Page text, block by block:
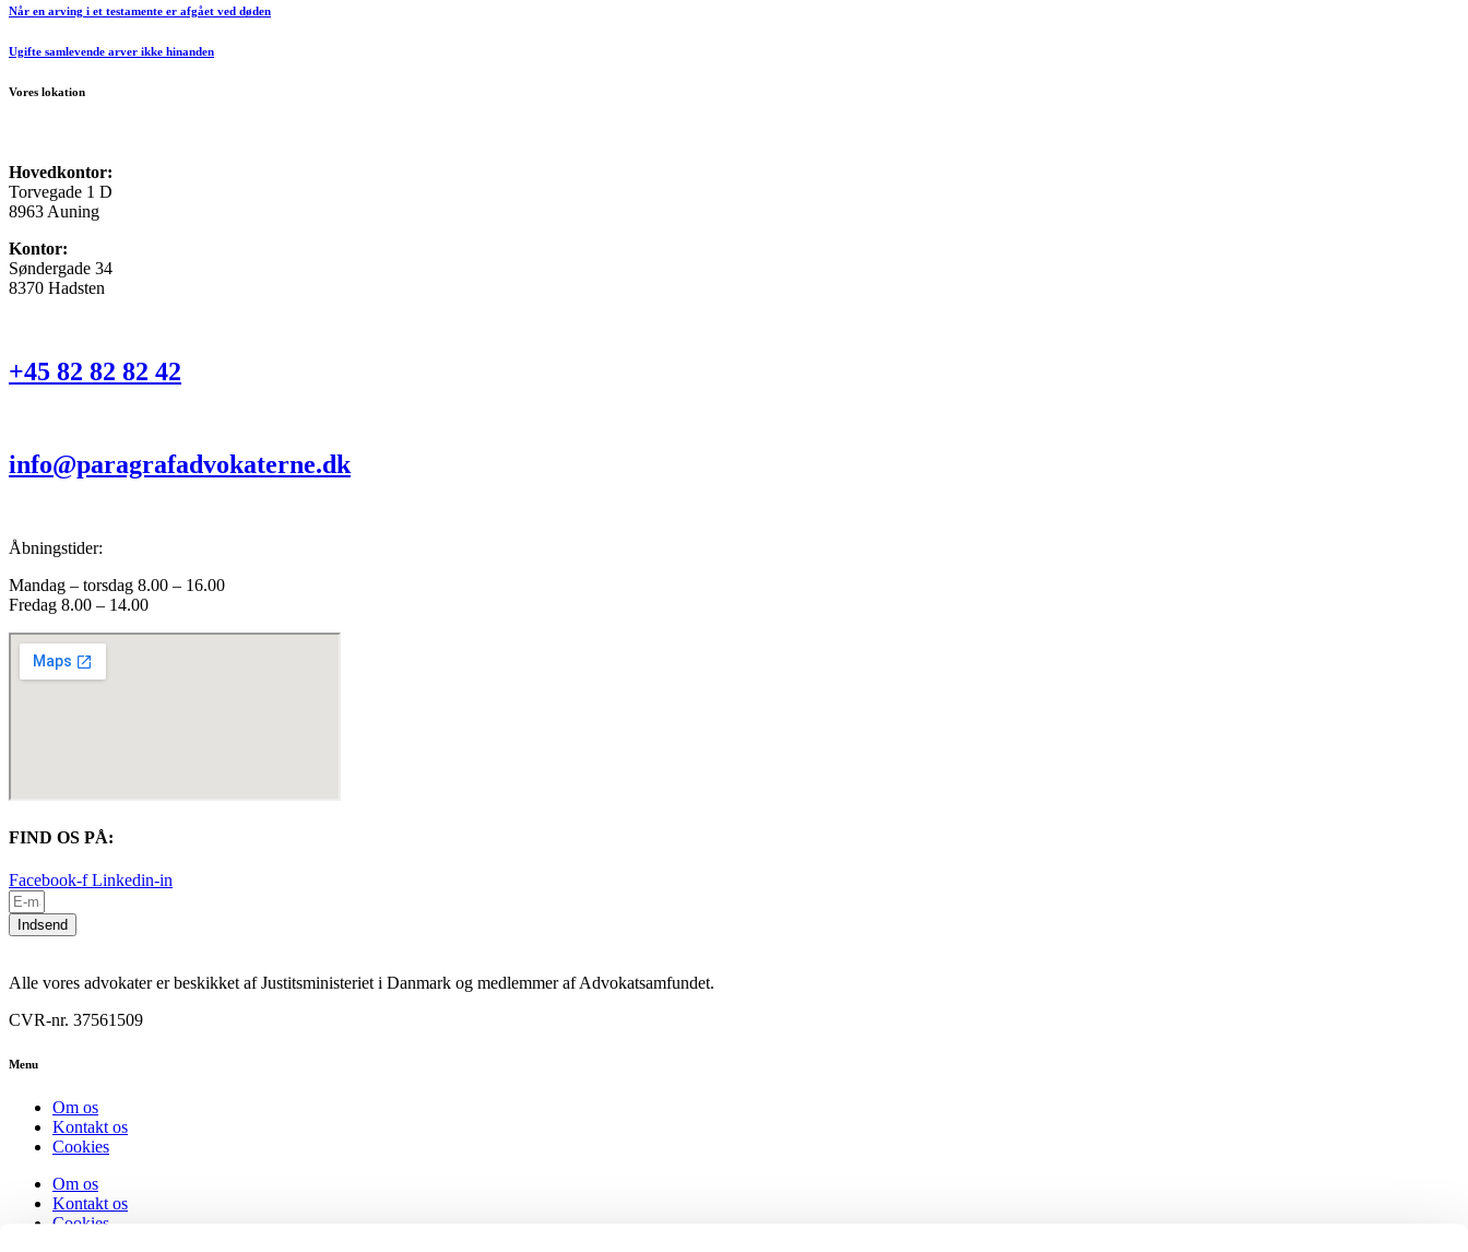
Når en arving i et testamente er afgået ved døden
Ugifte samlevende arver ikke hinanden
Vores lokation
Hovedkontor:
Torvegade 1 D
8963 Auning
Kontor:
Søndergade 34
8370 Hadsten
+45 82 82 82 42
info@paragrafadvokaterne.dk
Åbningstider:
Mandag – torsdag 8.00 – 16.00
Fredag 8.00 – 14.00
FIND OS PÅ:
Facebook-f Linkedin-in
Indsend
Alle vores advokater er beskikket af Justitsministeriet i Danmark og medlemmer af Advokatsamfundet.
CVR-nr. 37561509
Menu
Om os
Kontakt os
Cookies
Om os
Kontakt os
Cookies